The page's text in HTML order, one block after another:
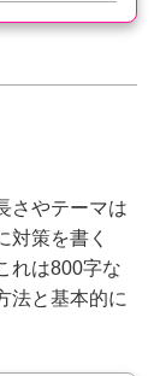
さやテーマは
対策を書く
れは800字な
法と基本的に